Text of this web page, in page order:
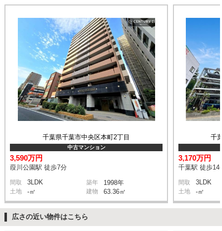
千葉県千葉市中央区本町2丁目
中古マンション
3,590万円
葭川公園駅 徒歩7分
間取 3LDK 築年 1998年
土地 -㎡ 建物 63.36㎡
千
3,170万円
千葉駅 徒歩14
間取 3LDK
土地 -㎡
広さの近い物件はこちら